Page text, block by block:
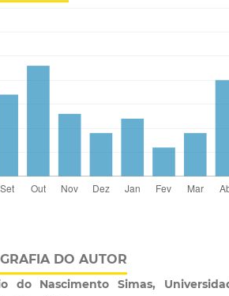
DO AUTOR
do Nascimento Simas,